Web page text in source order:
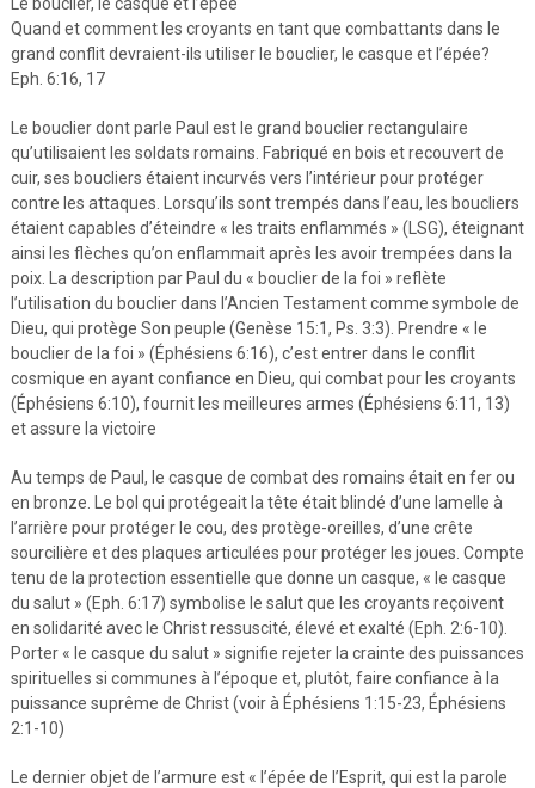
Quand et comment les croyants en tant que combattants dans le
grand conflit devraient-ils utiliser le bouclier, le casque et l’épée?
Eph. 6:16, 17
Le bouclier dont parle Paul est le grand bouclier rectangulaire
qu’utilisaient les soldats romains. Fabriqué en bois et recouvert de
cuir, ses boucliers étaient incurvés vers l’intérieur pour protéger
contre les attaques. Lorsqu’ils sont trempés dans l’eau, les boucliers
étaient capables d’éteindre « les traits enflammés » (LSG), éteignant
ainsi les flèches qu’on enflammait après les avoir trempées dans la
poix. La description par Paul du « bouclier de la foi » reflète
l’utilisation du bouclier dans l’Ancien Testament comme symbole de
Dieu, qui protège Son peuple (Genèse 15:1, Ps. 3:3). Prendre « le
bouclier de la foi » (Éphésiens 6:16), c’est entrer dans le conflit
cosmique en ayant confiance en Dieu, qui combat pour les croyants
(Éphésiens 6:10), fournit les meilleures armes (Éphésiens 6:11, 13)
et assure la victoire
Au temps de Paul, le casque de combat des romains était en fer ou
en bronze. Le bol qui protégeait la tête était blindé d’une lamelle à
l’arrière pour protéger le cou, des protège-oreilles, d’une crête
sourcilière et des plaques articulées pour protéger les joues. Compte
tenu de la protection essentielle que donne un casque, « le casque
du salut » (Eph. 6:17) symbolise le salut que les croyants reçoivent
en solidarité avec le Christ ressuscité, élevé et exalté (Eph. 2:6-10).
Porter « le casque du salut » signifie rejeter la crainte des puissances
spirituelles si communes à l’époque et, plutôt, faire confiance à la
puissance suprême de Christ (voir à Éphésiens 1:15-23, Éphésiens
2:1-10)
Le dernier objet de l’armure est « l’épée de l’Esprit, qui est la parole